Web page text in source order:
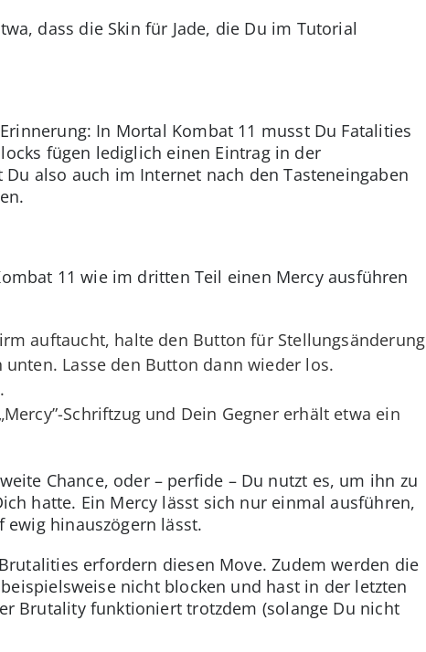
dass die Skin für Jade, die Du im Tutorial
In Mortal Kombat 11 musst Du Fatalities
fügen lediglich einen Eintrag in der
also auch im Internet nach den Tasteneingaben
11 wie im dritten Teil einen Mercy ausführen
auftaucht, halte den Button für Stellungsänderung
unten. Lasse den Button dann wieder los.
Schriftzug und Dein Gegner erhält etwa ein
Chance, oder – perfide – Du nutzt es, um ihn zu
hatte. Ein Mercy lässt sich nur einmal ausführen,
ewig hinauszögern lässt.
erfordern diesen Move. Zudem werden die
nicht blocken und hast in der letzten
Brutality funktioniert trotzdem (solange Du nicht